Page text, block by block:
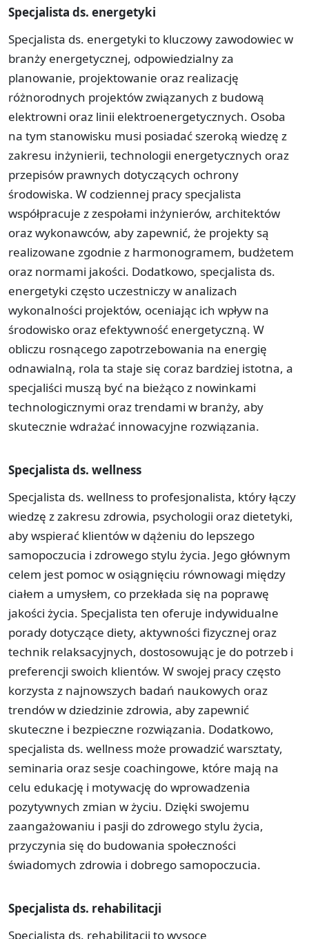
Specjalista ds. energetyki
Specjalista ds. energetyki to kluczowy zawodowiec w
branży energetycznej, odpowiedzialny za
planowanie, projektowanie oraz realizację
różnorodnych projektów związanych z budową
elektrowni oraz linii elektroenergetycznych. Osoba
na tym stanowisku musi posiadać szeroką wiedzę z
zakresu inżynierii, technologii energetycznych oraz
przepisów prawnych dotyczących ochrony
środowiska. W codziennej pracy specjalista
współpracuje z zespołami inżynierów, architektów
oraz wykonawców, aby zapewnić, że projekty są
realizowane zgodnie z harmonogramem, budżetem
oraz normami jakości. Dodatkowo, specjalista ds.
energetyki często uczestniczy w analizach
wykonalności projektów, oceniając ich wpływ na
środowisko oraz efektywność energetyczną. W
obliczu rosnącego zapotrzebowania na energię
odnawialną, rola ta staje się coraz bardziej istotna, a
specjaliści muszą być na bieżąco z nowinkami
technologicznymi oraz trendami w branży, aby
skutecznie wdrażać innowacyjne rozwiązania.
Specjalista ds. wellness
Specjalista ds. wellness to profesjonalista, który łączy
wiedzę z zakresu zdrowia, psychologii oraz dietetyki,
aby wspierać klientów w dążeniu do lepszego
samopoczucia i zdrowego stylu życia. Jego głównym
celem jest pomoc w osiągnięciu równowagi między
ciałem a umysłem, co przekłada się na poprawę
jakości życia. Specjalista ten oferuje indywidualne
porady dotyczące diety, aktywności fizycznej oraz
technik relaksacyjnych, dostosowując je do potrzeb i
preferencji swoich klientów. W swojej pracy często
korzysta z najnowszych badań naukowych oraz
trendów w dziedzinie zdrowia, aby zapewnić
skuteczne i bezpieczne rozwiązania. Dodatkowo,
specjalista ds. wellness może prowadzić warsztaty,
seminaria oraz sesje coachingowe, które mają na
celu edukację i motywację do wprowadzenia
pozytywnych zmian w życiu. Dzięki swojemu
zaangażowaniu i pasji do zdrowego stylu życia,
przyczynia się do budowania społeczności
świadomych zdrowia i dobrego samopoczucia.
Specjalista ds. rehabilitacji
Specjalista ds. rehabilitacji to wysoce